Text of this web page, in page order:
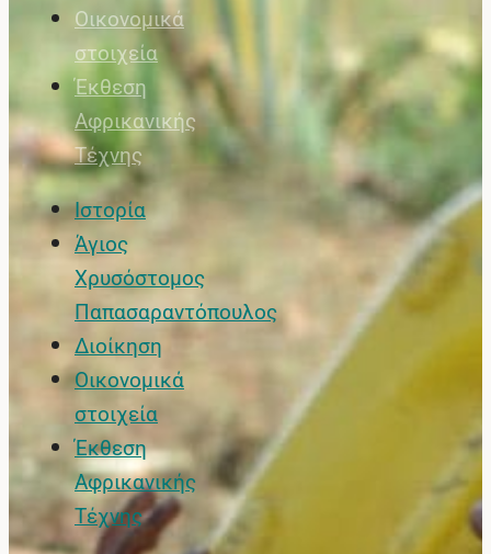
Οικονομικά
στοιχεία
Έκθεση
Αφρικανικής
Τέχνης
Ιστορία
Άγιος
Χρυσόστομος
Παπασαραντόπουλος
Διοίκηση
Οικονομικά
στοιχεία
Έκθεση
Αφρικανικής
Τέχνης